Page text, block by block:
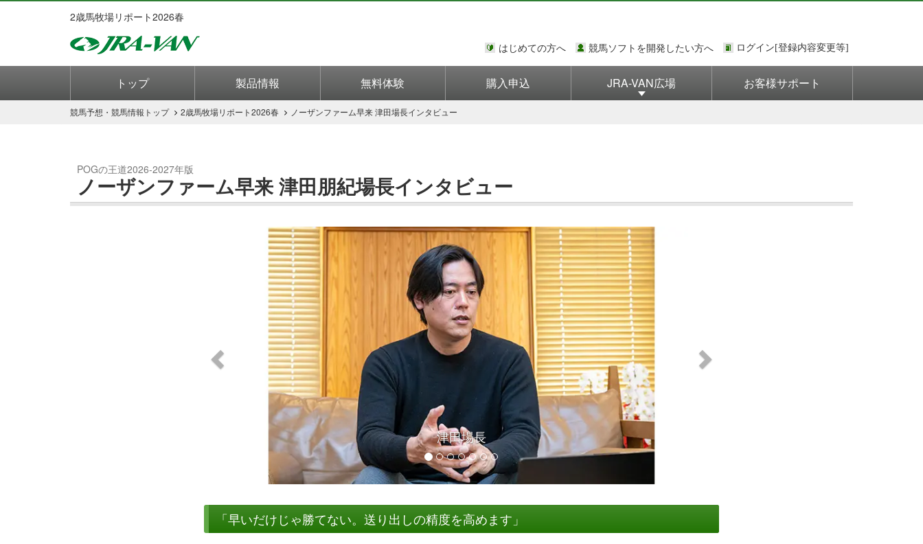
2歳馬牧場リポート2026春
はじめての方へ 競馬ソフトを開発したい方へ
トップ 製品情報 無料体験 購入申込 JRA-VAN広場 お客様サポート
競馬予想・競馬情報 トップ 2歳馬牧場リポート2026春 ノーザンファーム早来 津田場長インタビュー
POGの王道2026-2027年版
ノーザンファーム早来津田朋紀場長インタビュー
ホープフルＳを勝利したロブチェン
Previous
「早いだけじゃ勝てない。送り出しの精度を高めます」